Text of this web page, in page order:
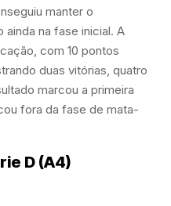
manter o
ainda na fase inicial. A
com 10 pontos
duas vitórias, quatro
marcou a primeira
fora da fase de mata-
D (A4)